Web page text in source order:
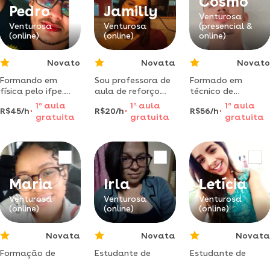
gramática!
Pedro
Venturosa
(online)
Novato
Formando em
física pelo ifpe.
toda uma
dinâmica,
metodologia e
integrado as suas
aulas!
R$45/h
1 aaula
gratuita
Jamilly
Venturosa
(online)
Novata
Sou professora de
aula de reforço
nas horas vagas e
especialista em
língua portuguesa,
paixão. espero
poder ajudá-los da
melhor forma
possível
R$20/h
1 a aula
gratuita
Venturosa
(presencial &
online)
Novato
Formado em
técnico de
enfermagem
auxílio em sala de
aula com crianças
aspectro autista (
tea )
R$56/h
1 aaula
gratuita
Maria
Venturosa
(online)
Novata
Formação de
Irla
Venturosa
(online)
Novata
Estudante de
Letícia
Venturosa
(online)
Novata
Estudante de